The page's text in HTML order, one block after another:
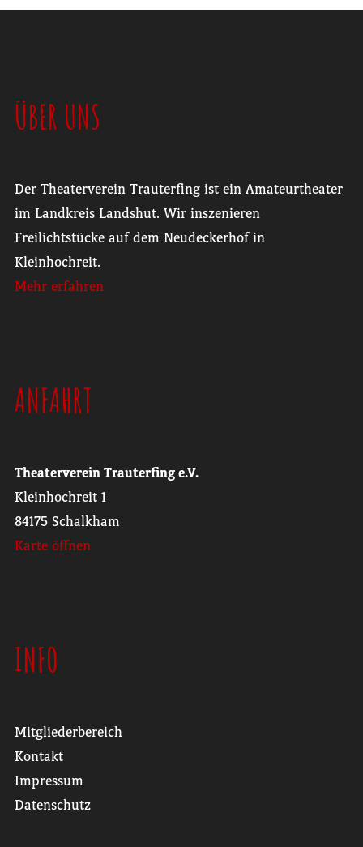
ÜBER UNS
Der Theaterverein Trauterfing ist ein Amateurtheater
im Landkreis Landshut. Wir inszenieren
Freilichtstücke auf dem Neudeckerhof in
Kleinhochreit.
Mehr erfahren
ANFAHRT
Theaterverein Trauterfing e.V.
Kleinhochreit 1
84175 Schalkham
Karte öffnen
INFO
Mitgliederbereich
Kontakt
Impressum
Datenschutz